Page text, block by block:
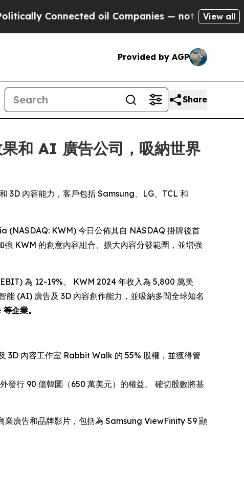
oil Companies — not Taxpayers — the
View all
Provided by AGP
Share
和 AI 廣告公司，吸納世界
3D 內容能力，客戶包括 Samsung、LG、TCL 和
(NASDAQ: KWM) 今日公佈其自 NASDAQ 掛牌後首
KWM 的創意內容組合、擴大內容分發範圍，並增強
為 12-19%。 KWM 2024 年收入為 5,800 萬美
(AI) 廣告及 3D 內容創作能力，並吸納多間全球知名
企業。
3D 內容工作室 Rabbit Walk 的 55% 股權，並獲得管
發行 90 億韓圜（650 萬美元）的權益。 確切股數將基
業廣告和品牌影片，包括為 Samsung ViewFinity S9 顯